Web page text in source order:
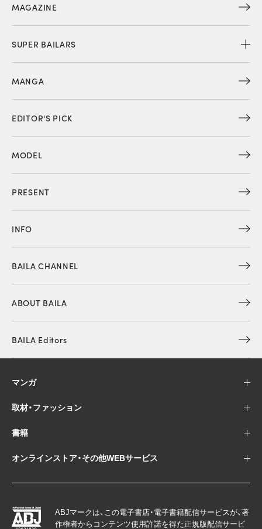
MAGAZINE
SUPER BAILARS
MANGA
EDITOR'S PICK
MODEL
PRESENT
INFO
BAILA CHANNEL
ABOUT BAILA
BAILA Editors
マンガ
取材・ファッション
書籍
オンラインストア・その他WEBサービス
ABJマークは、この電子書店・電子書籍配信サービスが、著
作権者からコンテンツ使用許諾を得た正規版配信サービ